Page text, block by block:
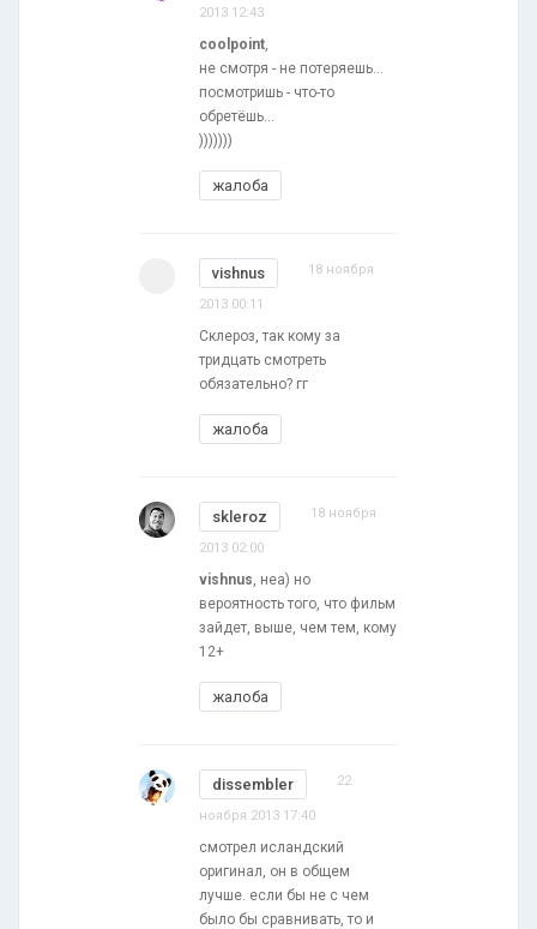
2013 12:43
coolpoint,
не смотря - не потеряешь...
посмотришь - что-то
обретёшь...
)))))))
жалоба
vishnus 18 ноября
2013 00:11
Склероз, так кому за
тридцать смотреть
обязательно? гг
жалоба
skleroz 18 ноября
2013 02:00
vishnus, неа) но
вероятность того, что фильм
зайдет, выше, чем тем, кому
12+
жалоба
dissembler 22
ноября 2013 17:40
смотрел исландский
оригинал, он в общем
лучше. если бы не с чем
было бы сравнивать, то и